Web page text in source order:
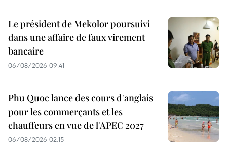
Le président de Mekolor poursuivi
dans une affaire de faux virement
bancaire
06/08/2026 09:41
Phu Quoc lance des cours d'anglais
pour les commerçants et les
chauffeurs en vue de l'APEC 2027
06/08/2026 02:15